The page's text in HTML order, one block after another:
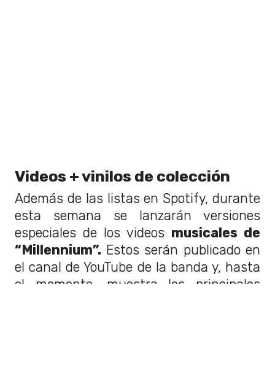
Videos + vinilos de colección
Además de las listas en Spotify, durante
esta semana se lanzarán versiones
especiales de los videos musicales de
“Millennium”. Estos serán publicado en
el canal de YouTube de la banda y, hasta
el momento, muestra los principales